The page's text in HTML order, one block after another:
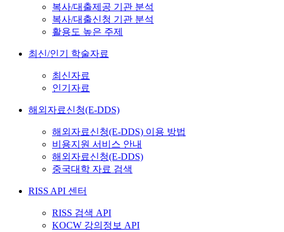
복사/대출제공 기관 분석
복사/대출신청 기관 분석
활용도 높은 주제
최신/인기 학술자료
최신자료
인기자료
해외자료신청(E-DDS)
해외자료신청(E-DDS) 이용 방법
비용지원 서비스 안내
해외자료신청(E-DDS)
중국대학 자료 검색
RISS API 센터
RISS 검색 API
KOCW 강의정보 API